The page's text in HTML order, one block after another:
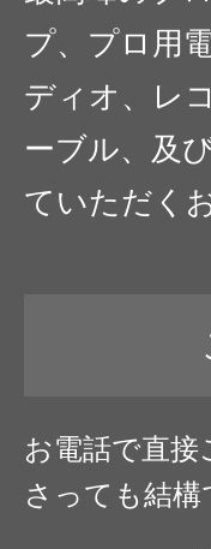
プ、プロ用
ディオ、レ
ーブル、及
ていただく
お電話で直
さっても結構